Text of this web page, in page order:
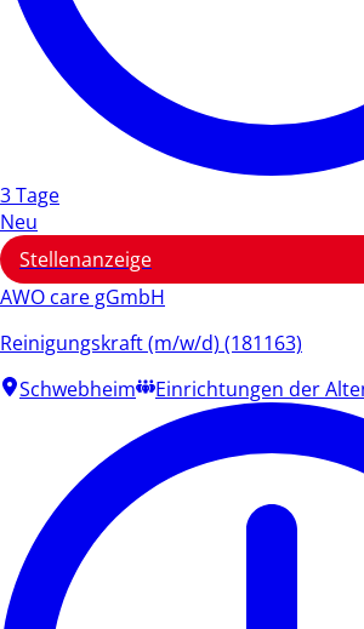
3 Tage
Neu
Stellenanzeige
AWO care gGmbH
Reinigungskraft (m/w/d) (181163)
Schwebheim
Einrichtungen der